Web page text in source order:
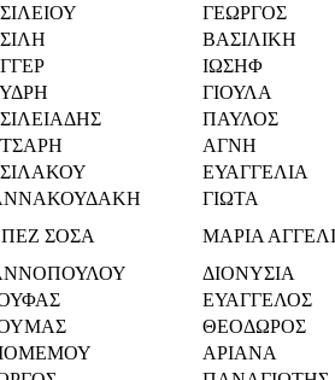
ΓΕΩΡΓΟΣ
ΒΑΣΙΛΙΚΗ
ΙΩΣΗΦ
ΓΙΟΥΛΑ
ΠΑΥΛΟΣ
ΑΓΝΗ
ΕΥΑΓΓΕΛΙΑ
ΓΙΩΤΑ
ΣΟΣΑ
ΜΑΡΙΑ
ΔΙΟΝΥΣΙΑ
ΕΥΑΓΓΕΛΟΣ
ΘΕΟΔΩΡΟΣ
ΑΡΙΑΝΑ